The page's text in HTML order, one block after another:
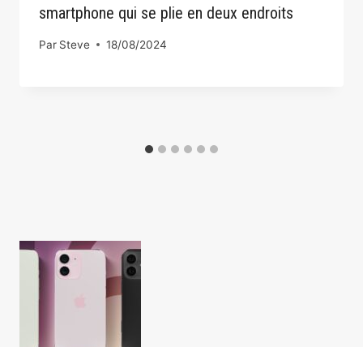
smartphone qui se plie en deux endroits
Par Steve 18/08/2024